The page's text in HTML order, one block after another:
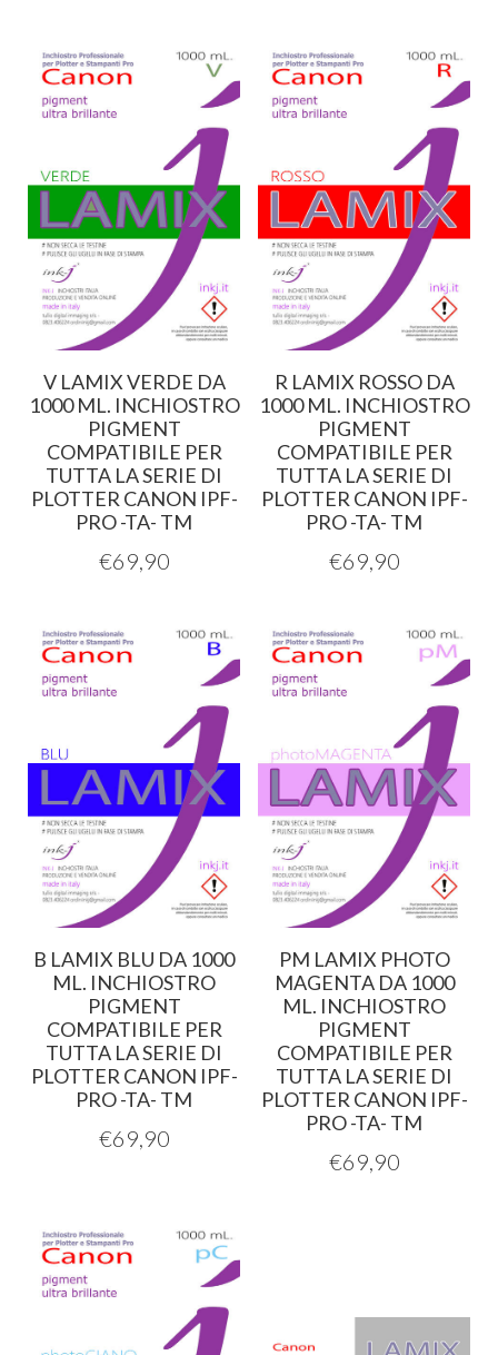
V LAMIX VERDE DA
1000 ML. INCHIOSTRO
PIGMENT
COMPATIBILE PER
TUTTA LA SERIE DI
PLOTTER CANON IPF-
PRO -TA- TM
€69,90
R LAMIX ROSSO DA
1000 ML. INCHIOSTRO
PIGMENT
COMPATIBILE PER
TUTTA LA SERIE DI
PLOTTER CANON IPF-
PRO -TA- TM
€69,90
B LAMIX BLU DA 1000
ML. INCHIOSTRO
PIGMENT
COMPATIBILE PER
TUTTA LA SERIE DI
PLOTTER CANON IPF-
PRO -TA- TM
€69,90
PM LAMIX PHOTO
MAGENTA DA 1000
ML. INCHIOSTRO
PIGMENT
COMPATIBILE PER
TUTTA LA SERIE DI
PLOTTER CANON IPF-
PRO -TA- TM
€69,90